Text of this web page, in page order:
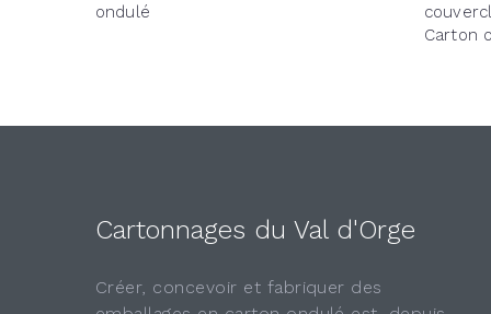
ondulé
Carton
Cartonnages du Val d'Orge
Créer, concevoir et fabriquer des